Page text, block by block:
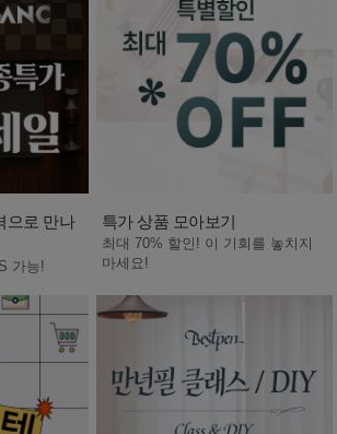
으로 만나
가능!
특가 상품 모아보기
최대 70% 할인! 이 기회를 놓치지
마세요!